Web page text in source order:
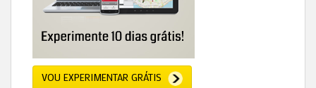
VOU EXPERIMENTAR GRÁTIS